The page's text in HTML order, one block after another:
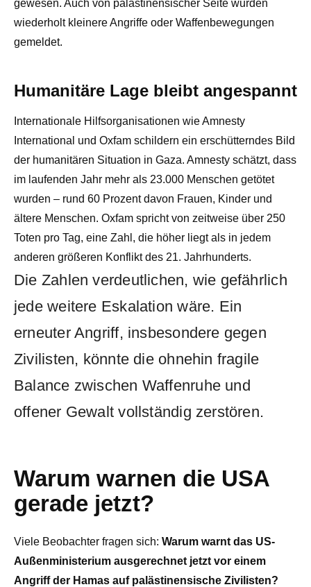
gewesen. Auch von palästinensischer Seite wurden
wiederholt kleinere Angriffe oder Waffenbewegungen
gemeldet.
Humanitäre Lage bleibt angespannt
Internationale Hilfsorganisationen wie Amnesty
International und Oxfam schildern ein erschütterndes Bild
der humanitären Situation in Gaza. Amnesty schätzt, dass
im laufenden Jahr mehr als 23.000 Menschen getötet
wurden – rund 60 Prozent davon Frauen, Kinder und
ältere Menschen. Oxfam spricht von zeitweise über 250
Toten pro Tag, eine Zahl, die höher liegt als in jedem
anderen größeren Konflikt des 21. Jahrhunderts.
Die Zahlen verdeutlichen, wie gefährlich
jede weitere Eskalation wäre. Ein
erneuter Angriff, insbesondere gegen
Zivilisten, könnte die ohnehin fragile
Balance zwischen Waffenruhe und
offener Gewalt vollständig zerstören.
Warum warnen die USA
gerade jetzt?
Viele Beobachter fragen sich: Warum warnt das US-
Außenministerium ausgerechnet jetzt vor einem
Angriff der Hamas auf palästinensische Zivilisten?